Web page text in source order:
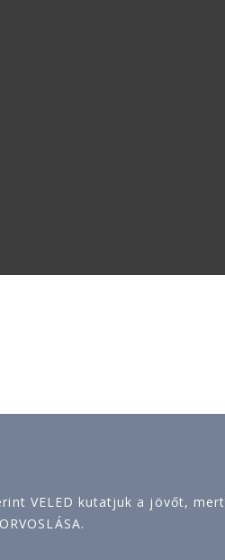
VELED kutatjuk a jövőt, mert